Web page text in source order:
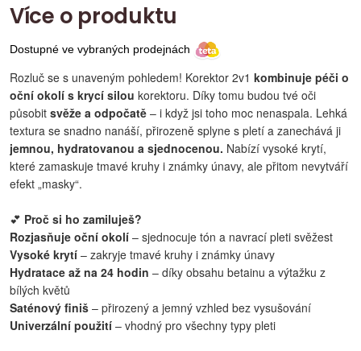
Více o produktu
Dostupné ve vybraných prodejnách
Rozluč se s unaveným pohledem! Korektor 2v1 kombinuje péči o
oční okolí s krycí silou korektoru. Díky tomu budou tvé oči
působit svěže a odpočatě – i když jsi toho moc nenaspala. Lehká
textura se snadno nanáší, přirozeně splyne s pletí a zanechává ji
jemnou, hydratovanou a sjednocenou. Nabízí vysoké krytí,
které zamaskuje tmavé kruhy i známky únavy, ale přitom nevytváří
efekt „masky“.
💕 Proč si ho zamiluješ?
Rozjasňuje oční okolí – sjednocuje tón a navrací pleti svěžest
Vysoké krytí – zakryje tmavé kruhy i známky únavy
Hydratace až na 24 hodin – díky obsahu betainu a výtažku z
bílých květů
Saténový finiš – přirozený a jemný vzhled bez vysušování
Univerzální použití – vhodný pro všechny typy pleti